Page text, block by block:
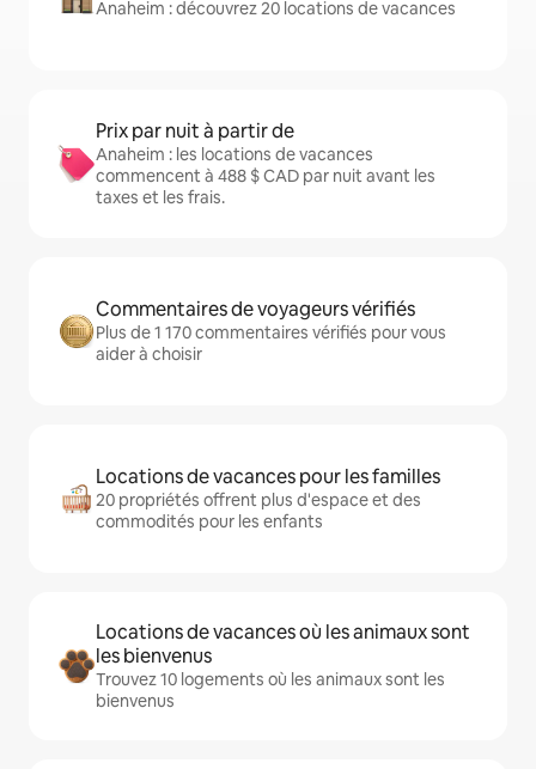
Anaheim : découvrez 20 locations de vacances
Prix par nuit à partir de
Anaheim : les locations de vacances
commencent à 488 $ CAD par nuit avant les
taxes et les frais.
Commentaires de voyageurs vérifiés
Plus de 1 170 commentaires vérifiés pour vous
aider à choisir
Locations de vacances pour les familles
20 propriétés offrent plus d'espace et des
commodités pour les enfants
Locations de vacances où les animaux sont
les bienvenus
Trouvez 10 logements où les animaux sont les
bienvenus